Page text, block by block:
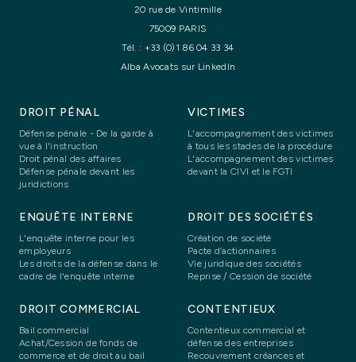
20 rue de Vintimille
75009 PARIS
Tél. : +33 (0)1 86 04 33 34
Alba Avocats sur LinkedIn
DROIT PÉNAL
Défense pénale - De la garde à
vue à l'instruction
Droit pénal des affaires
Défense pénale devant les
juridictions
VICTIMES
L'accompagnement des victimes
à tous les stades de la procédure
L'accompagnement des victimes
devant la CIVI et le FGTI
ENQUÊTE INTERNE
L'enquête interne pour les
employeurs
Les droits de la défense dans le
cadre de l'enquête interne
DROIT DES SOCIÉTÉS
Création de société
Pacte d’actionnaires
Vie juridique des sociétés
Reprise / Cession de société
DROIT COMMERCIAL
Bail commercial
Achat/Cession de fonds de
commerce et de droit au bail
CONTENTIEUX
Contentieux commercial et
défense des entreprises
Recouvrement créances et